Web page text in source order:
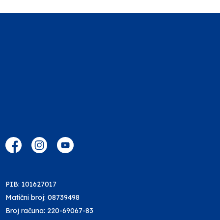
PIB: 101627017
Matični broj: 08739498
Broj računa: 220-69067-83